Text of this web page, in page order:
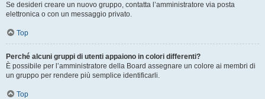
Se desideri creare un nuovo gruppo, contatta l’amministratore via posta
elettronica o con un messaggio privato.
Top
Perché alcuni gruppi di utenti appaiono in colori differenti?
È possibile per l’amministratore della Board assegnare un colore ai membri di
un gruppo per rendere più semplice identificarli.
Top